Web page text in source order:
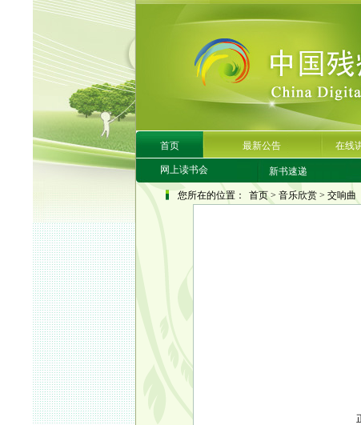
首页 最新公告 在线
网上读书会 新书速递
您所在的位置： 首页> 音乐欣赏> 交响曲